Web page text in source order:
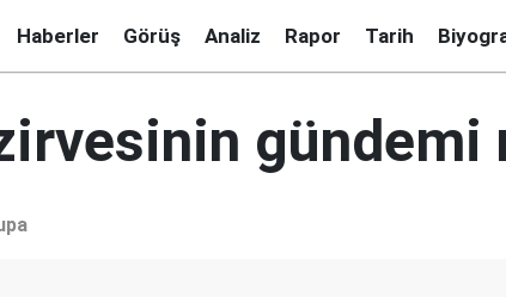
Haberler Görüş Analiz Rapor Tarih
gündemi